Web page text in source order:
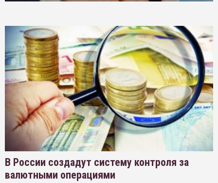
В России создадут систему контроля за
валютными операциями